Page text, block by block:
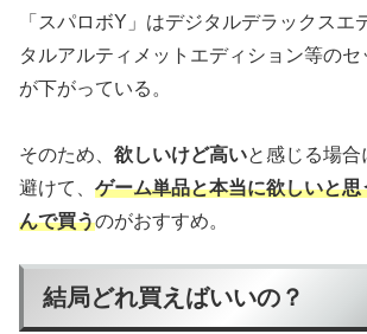
「スパロボY」はデジタルデラックスエ
タルアルティメットエディション等の
が下がっている。
そのため、 欲しいけど高いと感じる場
避けて、 ゲーム単品と本当に欲しいと
んで買うのがおすすめ。
結局どれ買えばいいの？